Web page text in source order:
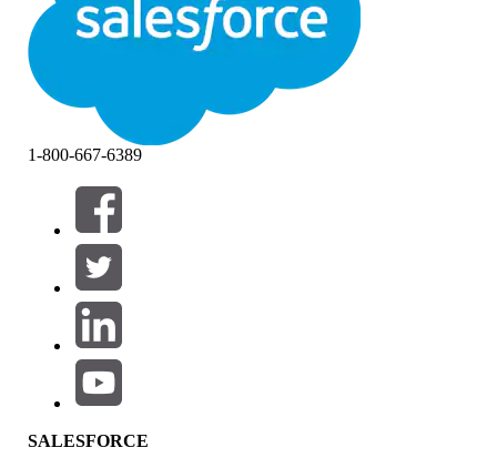
Закрыть
Фильтры (0)
ВЫБРАТЬ ФИЛЬТРЫ
Область продуктов
Влияние на функции
1-800-667-6389
SALESFORCE